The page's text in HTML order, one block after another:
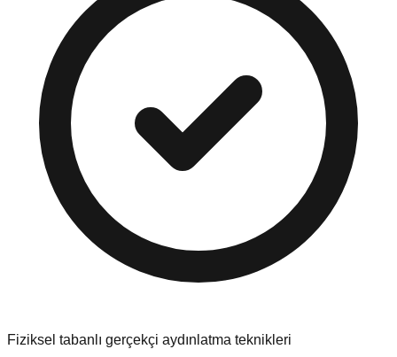
Fiziksel tabanlı gerçekçi aydınlatma teknikleri